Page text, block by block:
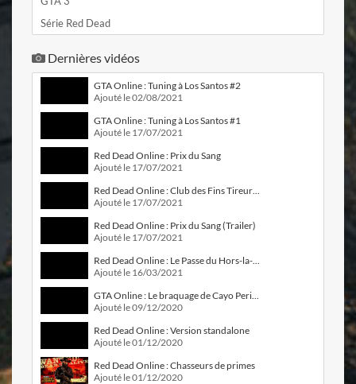
Série Red Dead
Dernières vidéos
GTA Online : Tuning à Los Santos #2
Ajouté le 02/08/2021
GTA Online : Tuning à Los Santos #1
Ajouté le 17/07/2021
Red Dead Online : Prix du Sang
Ajouté le 17/07/2021
Red Dead Online : Club des Fins Tireurs n°1
Ajouté le 17/07/2021
Red Dead Online : Prix du Sang (Trailer)
Ajouté le 17/07/2021
Red Dead Online : Le Passe du Hors-la-Loi n°5
Ajouté le 16/03/2021
GTA Online : Le braquage de Cayo Perico (Trailer #2)
Ajouté le 09/12/2020
Red Dead Online : Version standalone
Ajouté le 01/12/2020
Red Dead Online : Chasseurs de primes
Ajouté le 01/12/2020